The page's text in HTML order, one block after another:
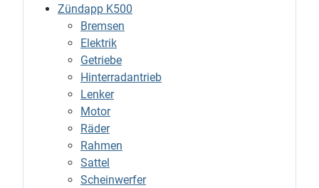
Zündapp K500
Bremsen
Elektrik
Getriebe
Hinterradantrieb
Lenker
Motor
Räder
Rahmen
Sattel
Scheinwerfer